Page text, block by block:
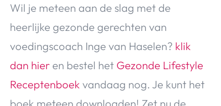
Wil je meteen aan de slag met de
heerlijke gezonde gerechten van
voedingscoach Inge van Haselen? klik
dan hier en bestel het Gezonde Lifestyle
Receptenboek vandaag nog. Je kunt het